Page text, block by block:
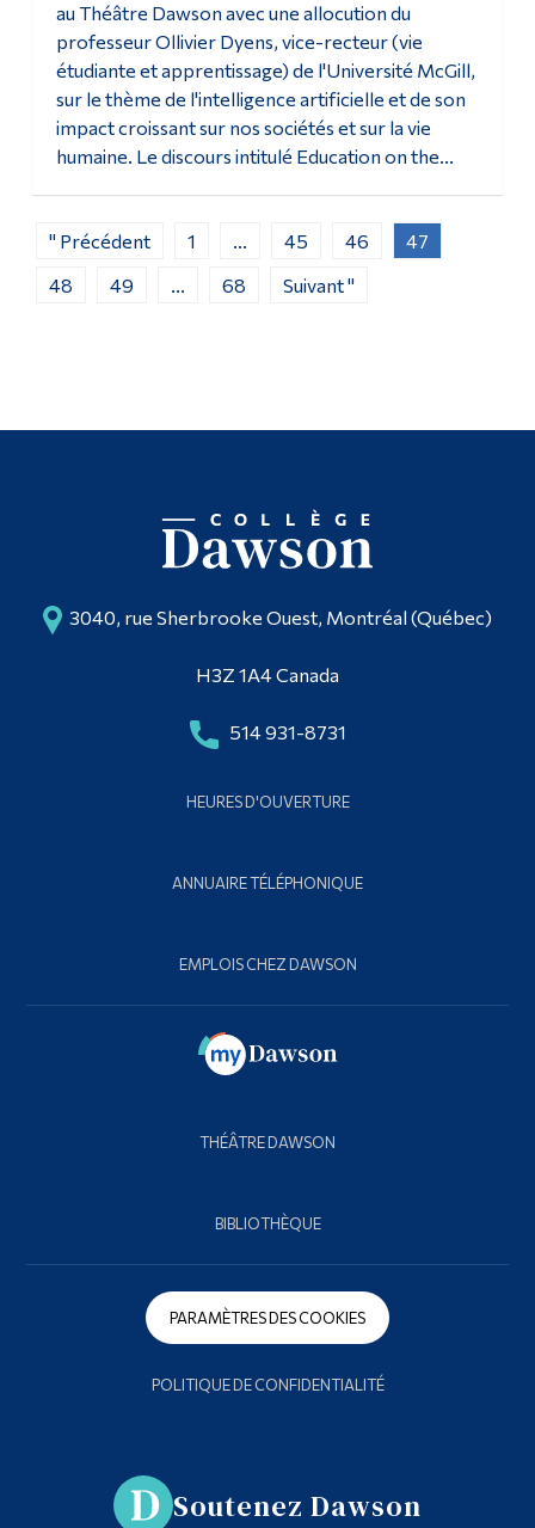
au Théâtre Dawson avec une allocution du
professeur Ollivier Dyens, vice-recteur (vie
étudiante et apprentissage) de l'Université McGill,
sur le thème de l'intelligence artificielle et de son
impact croissant sur nos sociétés et sur la vie
humaine. Le discours intitulé Education on the...
" Précédent 1 ... 45 46
47
48
49 ... 68 Suivant "
3040, rue Sherbrooke Ouest, Montréal (Québec)
H3Z 1A4 Canada
514 931-8731
HEURES D'OUVERTURE
ANNUAIRE TÉLÉPHONIQUE
EMPLOIS CHEZ DAWSON
THÉÂTRE DAWSON
BIBLIOTHÈQUE
PARAMÈTRES DES COOKIES
POLITIQUE DE CONFIDENTIALITÉ
Soutenez Dawson